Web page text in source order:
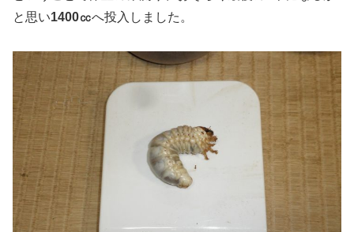
と思い1400㏄へ投入しました。